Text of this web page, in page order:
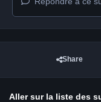
Share
Aller sur la liste des